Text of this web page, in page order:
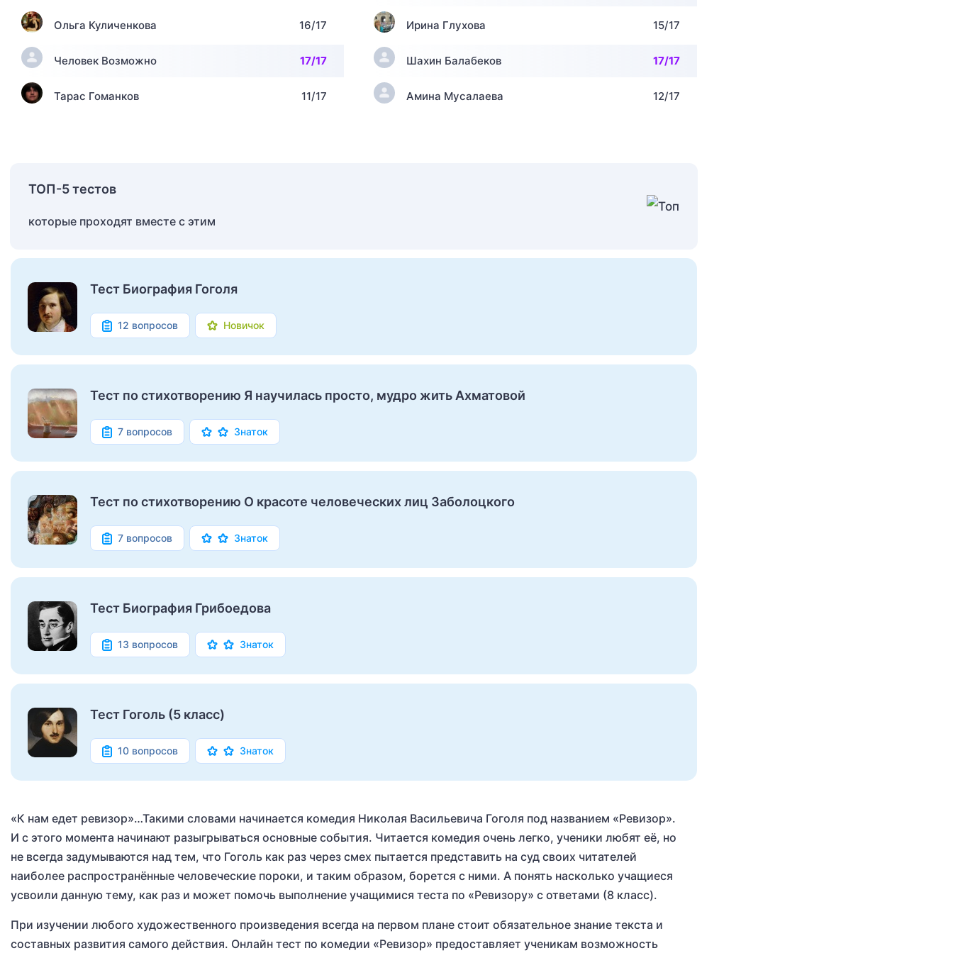
Ольга Куличенкова 16/17 Ирина Глухова 15/17
Человек Возможно 17/17 Шахин Балабеков 17/17
Тарас Гоманков 11/17 Амина Мусалаева 12/17
ТОП-5 тестов
которые проходят вместе с этим
Тест Биография Гоголя
12 вопросов Новичок
Тест по стихотворению Я научилась просто, мудро жить Ахматовой
7 вопросов Знаток
Тест по стихотворению О красоте человеческих лиц Заболоцкого
7 вопросов Знаток
Тест Биография Грибоедова
13 вопросов Знаток
Тест Гоголь (5 класс)
10 вопросов Знаток
«К нам едет ревизор»…Такими словами начинается комедия Николая Васильевича Гоголя под названием «Ревизор».
И с этого момента начинают разыгрываться основные события. Читается комедия очень легко, ученики любят её, но
не всегда задумываются над тем, что Гоголь как раз через смех пытается представить на суд своих читателей
наиболее распространённые человеческие пороки, и таким образом, борется с ними. А понять насколько учащиеся
усвоили данную тему, как раз и может помочь выполнение учащимися теста по «Ревизору» с ответами (8 класс).
При изучении любого художественного произведения всегда на первом плане стоит обязательное знание текста и
составных развития самого действия. Онлайн тест по комедии «Ревизор» предоставляет ученикам возможность